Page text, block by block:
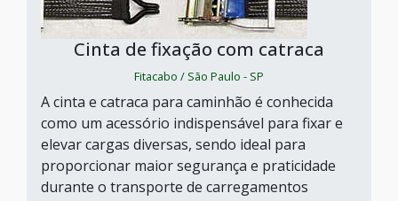
Cinta de fixação com catraca
Fitacabo / São Paulo - SP
A cinta e catraca para caminhão é conhecida
como um acessório indispensável para fixar e
elevar cargas diversas, sendo ideal para
proporcionar maior segurança e praticidade
durante o transporte de carregamentos